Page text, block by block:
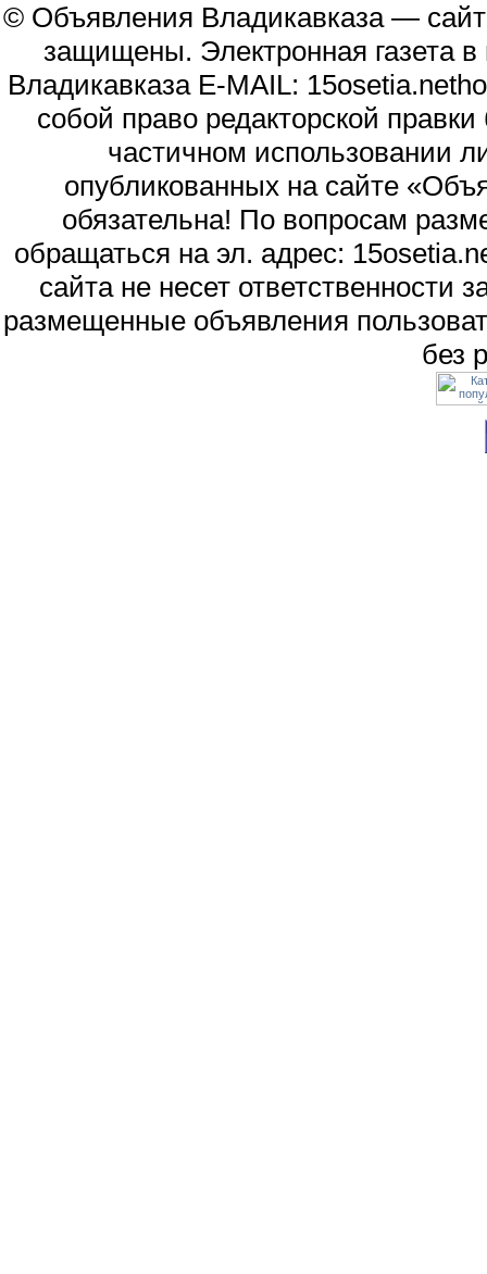
© Объявления Владикавказа —
защищены. Электронная газета
Владикавказа E-MAIL:
собой право редакторской
частичном использовании
опубликованных на сайте
обязательна! По вопросам
обращаться на эл. адрес:
сайта не несет
размещенные объявления
без